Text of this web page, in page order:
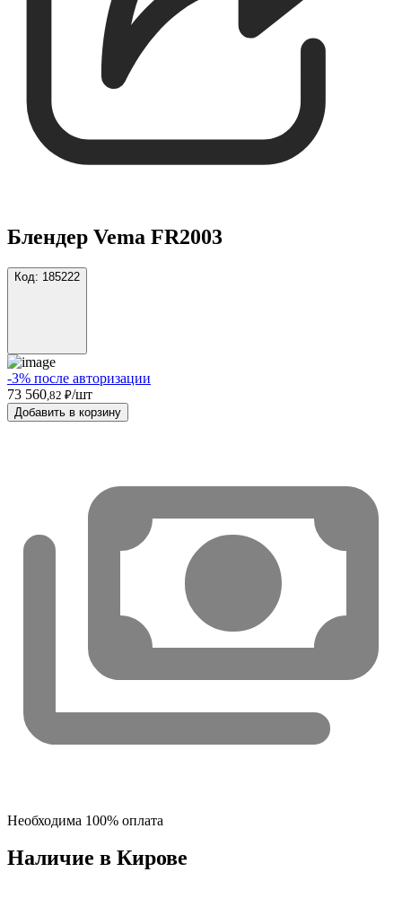
Блендер Vema FR2003
Код: 185222
-3% после авторизации
73 560 ,82 ₽/шт
Добавить в корзину
Необходима 100% оплата
Наличие в Кировe